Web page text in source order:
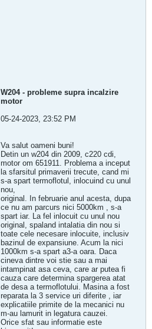
W204 - probleme supra incalzire
motor
05-24-2023, 23:52 PM
Va salut oameni buni!
Detin un w204 din 2009, c220 cdi,
motor om 651911. Problema a inceput
la sfarsitul primaverii trecute, cand mi
s-a spart termoflotul, inlocuind cu unul
nou,
original. In februarie anul acesta, dupa
ce nu am parcurs nici 5000km , s-a
spart iar. La fel inlocuit cu unul nou
original, spaland intalatia din nou si
toate cele necesare inlocuite, inclusiv
bazinul de expansiune. Acum la nici
1000km s-a spart a3-a oara. Daca
cineva dintre voi stie sau a mai
intampinat asa ceva, care ar putea fi
cauza care determina spargerea atat
de desa a termoflotului. Masina a fost
reparata la 3 service uri diferite , iar
explicatiile primite de la mecanici nu
m-au lamurit in legatura cauzei.
Orice sfat sau informatie este